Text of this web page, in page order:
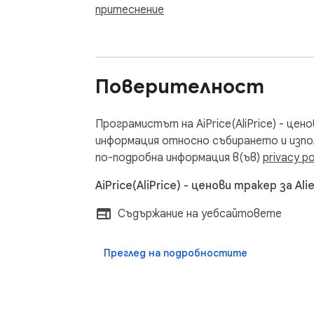
6. AI генерирани отзиви
продукти и развитие на веригата за
да провеждат продуктови проучвания,
https://www.aiprice.com/information/
Edge/Opera: https://www.aiprice.com
притеснение
Поверителност
Програмистът на AiPrice(AliPrice) -
информация относно събирането и
по-подробна информация в(ъв) privacy
AiPrice(AliPrice) - ценови тракер за
Съдържание на уебсайтовете
Преглед на подробностите